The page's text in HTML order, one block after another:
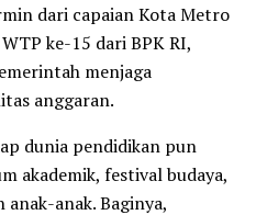
dari capaian Kota Metro
ke-15 dari BPK RI,
menjaga
anggaran.
dunia pendidikan pun
akademik, festival budaya,
anak-anak. Baginya,